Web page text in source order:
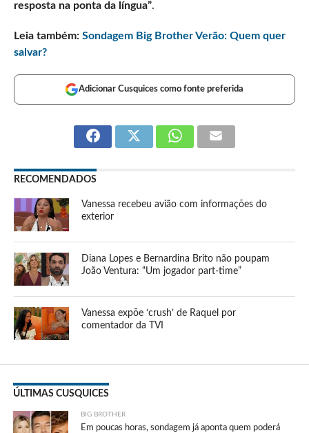
resposta na ponta da língua”.
Leia também: Sondagem Big Brother Verão: Quem quer
salvar?
Adicionar Cusquices como fonte preferida
RECOMENDADOS
Vanessa recebeu avião com informações do
exterior
Diana Lopes e Bernardina Brito não poupam
João Ventura: “Um jogador part-time”
Vanessa expõe ‘crush’ de Raquel por
comentador da TVI
ÚLTIMAS CUSQUICES
BIG BROTHER
Em poucas horas, sondagem já aponta quem poderá